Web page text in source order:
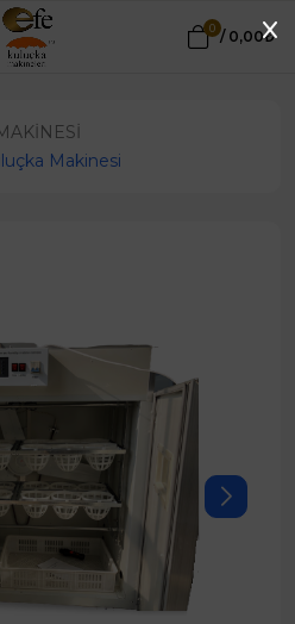
0 / 0,00₺
Makinesi